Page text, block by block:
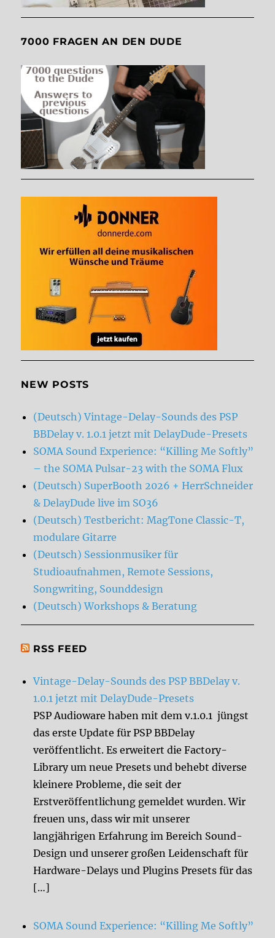
7000 FRAGEN AN DEN DUDE
NEW POSTS
(Deutsch) Vintage-Delay-Sounds des PSP
BBDelay v. 1.0.1 jetzt mit DelayDude-Presets
SOMA Sound Experience: “Killing Me Softly”
– the SOMA Pulsar-23 with the SOMA Flux
(Deutsch) SuperBooth 2026 + HerrSchneider
& DelayDude live im SO36
(Deutsch) Testbericht: MagTone Classic-T,
modulare Gitarre
(Deutsch) Sessionmusiker für
Studioaufnahmen, Remote Sessions,
Songwriting, Sounddesign
(Deutsch) Workshops & Beratung
RSS FEED
Vintage-Delay-Sounds des PSP BBDelay v.
1.0.1 jetzt mit DelayDude-Presets
PSP Audioware haben mit dem v.1.0.1 jüngst
das erste Update für PSP BBDelay
veröffentlicht. Es erweitert die Factory-
Library um neue Presets und behebt diverse
kleinere Probleme, die seit der
Erstveröffentlichung gemeldet wurden. Wir
freuen uns, dass wir mit unserer
langjährigen Erfahrung im Bereich Sound-
Design und unserer großen Leidenschaft für
Hardware-Delays und Plugins Presets für das
[…]
SOMA Sound Experience: “Killing Me Softly”